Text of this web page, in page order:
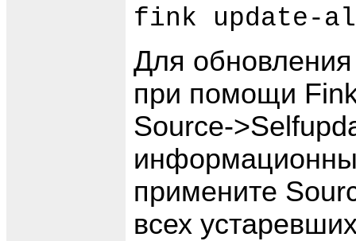
fink update-
Для обновления
при помощи
Source-
примените
всех